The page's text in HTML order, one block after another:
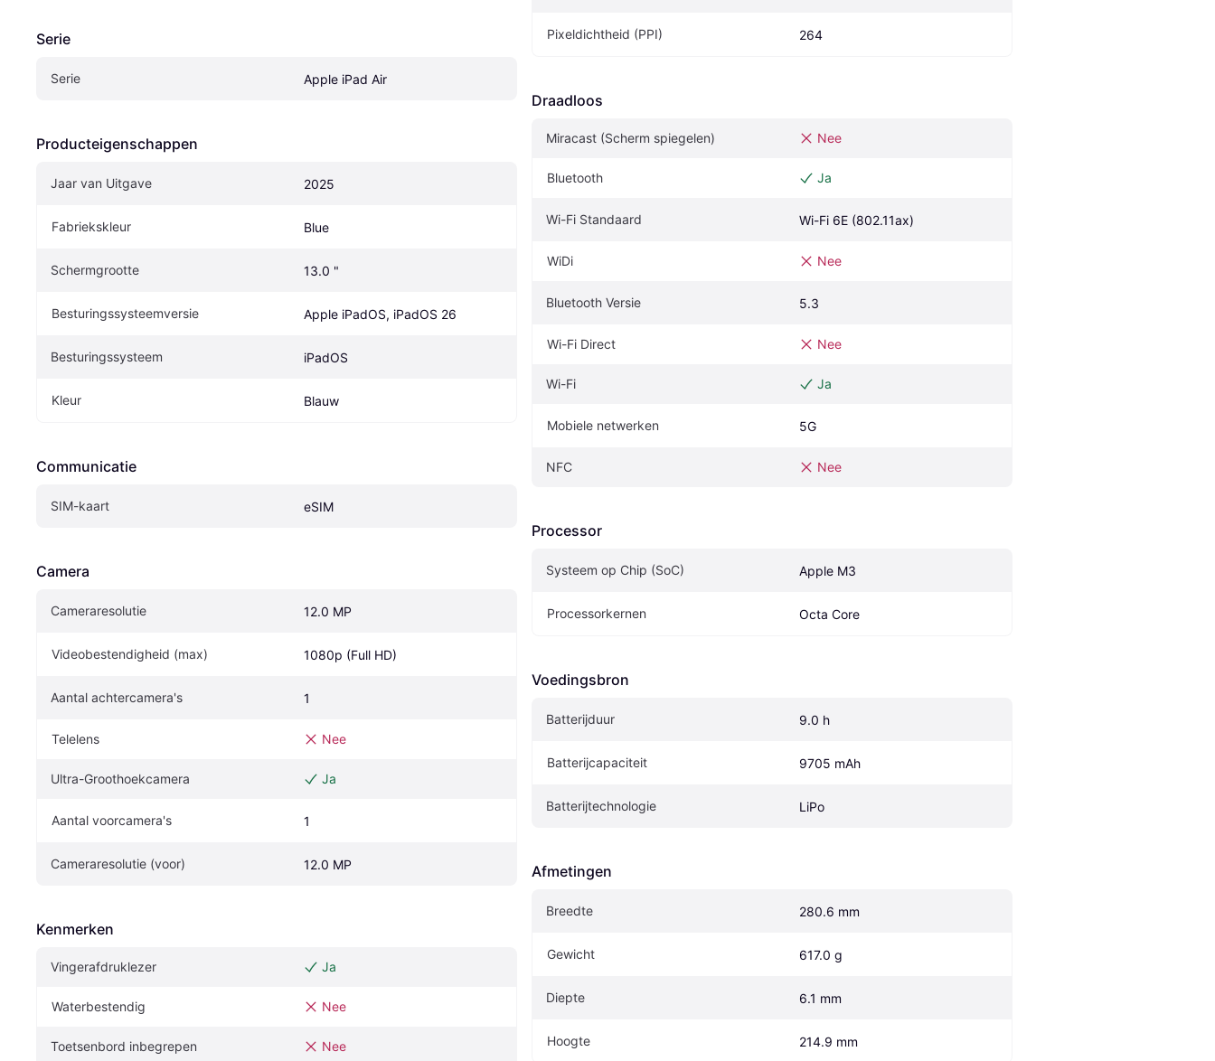
Serie
Serie Apple iPad Air
Producteigenschappen
Jaar van Uitgave 2025
Fabriekskleur Blue
Schermgrootte 13.0 "
Besturingssysteemversie Apple iPadOS, iPadOS 26
Besturingssysteem iPadOS
Kleur Blauw
Communicatie
SIM-kaart eSIM
Camera
Cameraresolutie 12.0 MP
Videobestendigheid (max) 1080p (Full HD)
Aantal achtercamera's 1
Telelens Nee
Ultra-Groothoekcamera Ja
Aantal voorcamera's 1
Cameraresolutie (voor) 12.0 MP
Kenmerken
Vingerafdruklezer Ja
Waterbestendig Nee
Toetsenbord inbegrepen Nee
Pixeldichtheid (PPI) 264
Draadloos
Miracast (Scherm spiegelen) Nee
Bluetooth Ja
Wi-Fi Standaard Wi-Fi 6E (802.11ax)
WiDi Nee
Bluetooth Versie 5.3
Wi-Fi Direct Nee
Wi-Fi Ja
Mobiele netwerken 5G
NFC Nee
Processor
Systeem op Chip (SoC) Apple M3
Processorkernen Octa Core
Voedingsbron
Batterijduur 9.0 h
Batterijcapaciteit 9705 mAh
Batterijtechnologie LiPo
Afmetingen
Breedte 280.6 mm
Gewicht 617.0 g
Diepte 6.1 mm
Hoogte 214.9 mm